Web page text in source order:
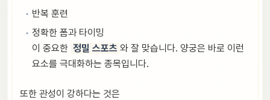
반복 훈련
정확한 폼과 타이밍
이 중요한 정밀 스포츠 와 잘 맞습니다. 양궁은 바로 이런
요소를 극대화하는 종목입니다.
또한 관성이 강하다는 것은